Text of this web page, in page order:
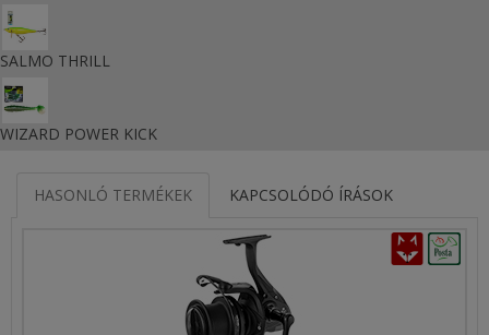
SALMO THRILL
WIZARD POWER KICK
HASONLÓ TERMÉKEK KAPCSOLÓDÓ ÍRÁSOK